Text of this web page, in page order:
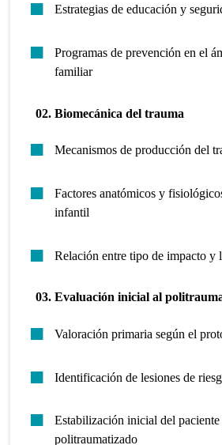
Estrategias de educación y
Programas de prevención en el
familiar
02. Biomecánica del trauma
Mecanismos de producción del
Factores anatómicos y
infantil
Relación entre tipo de impacto y
03. Evaluación inicial al
Valoración primaria según el
Identificación de lesiones de
Estabilización inicial del
politraumatizado